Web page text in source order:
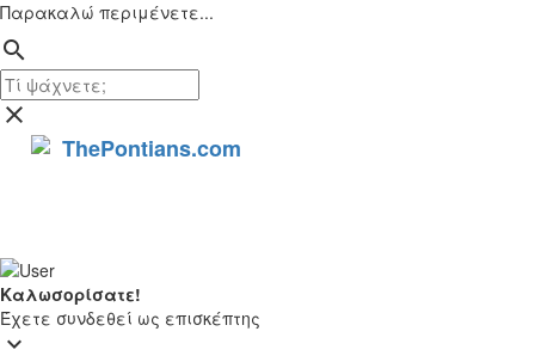
Παρακαλώ περιμένετε...
search
close
ThePontians.com
Καλωσορίσατε!
Έχετε συνδεθεί ως επισκέπτης
keyboard_arrow_down